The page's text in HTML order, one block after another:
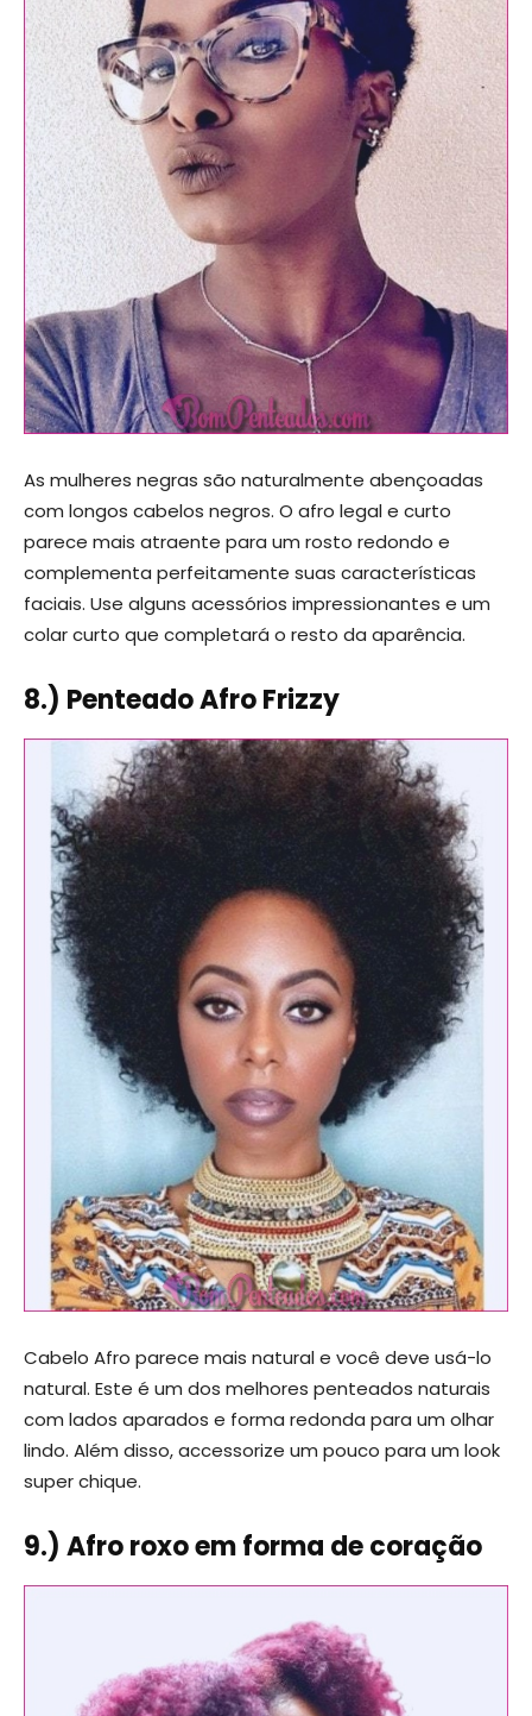
As mulheres negras são naturalmente abençoadas
com longos cabelos negros. O afro legal e curto
parece mais atraente para um rosto redondo e
complementa perfeitamente suas características
faciais. Use alguns acessórios impressionantes e um
colar curto que completará o resto da aparência.
8.) Penteado Afro Frizzy
Cabelo Afro parece mais natural e você deve usá-lo
natural. Este é um dos melhores penteados naturais
com lados aparados e forma redonda para um olhar
lindo. Além disso, accessorize um pouco para um look
super chique.
9.) Afro roxo em forma de coração